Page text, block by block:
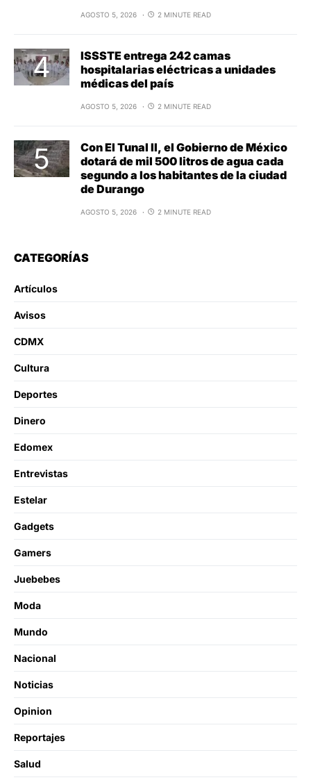
AGOSTO 5, 2026 2 MINUTE READ
ISSSTE entrega 242 camas
hospitalarias eléctricas a unidades
médicas del país
AGOSTO 5, 2026 2 MINUTE READ
Con El Tunal II, el Gobierno de México
dotará de mil 500 litros de agua cada
segundo a los habitantes de la ciudad
de Durango
AGOSTO 5, 2026 2 MINUTE READ
CATEGORÍAS
Artículos
Avisos
CDMX
Cultura
Deportes
Dinero
Edomex
Entrevistas
Estelar
Gadgets
Gamers
Juebebes
Moda
Mundo
Nacional
Noticias
Opinion
Reportajes
Salud